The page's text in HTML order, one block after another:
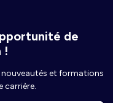
de
!
nouveautés et formations
carrière.